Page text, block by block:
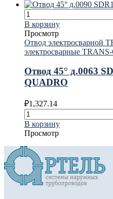
В корзину
Просмотр
Отвод электросварной
электросварные
Отвод 45° д.0063
QUADRO
₽1,327.14
В корзину
Просмотр